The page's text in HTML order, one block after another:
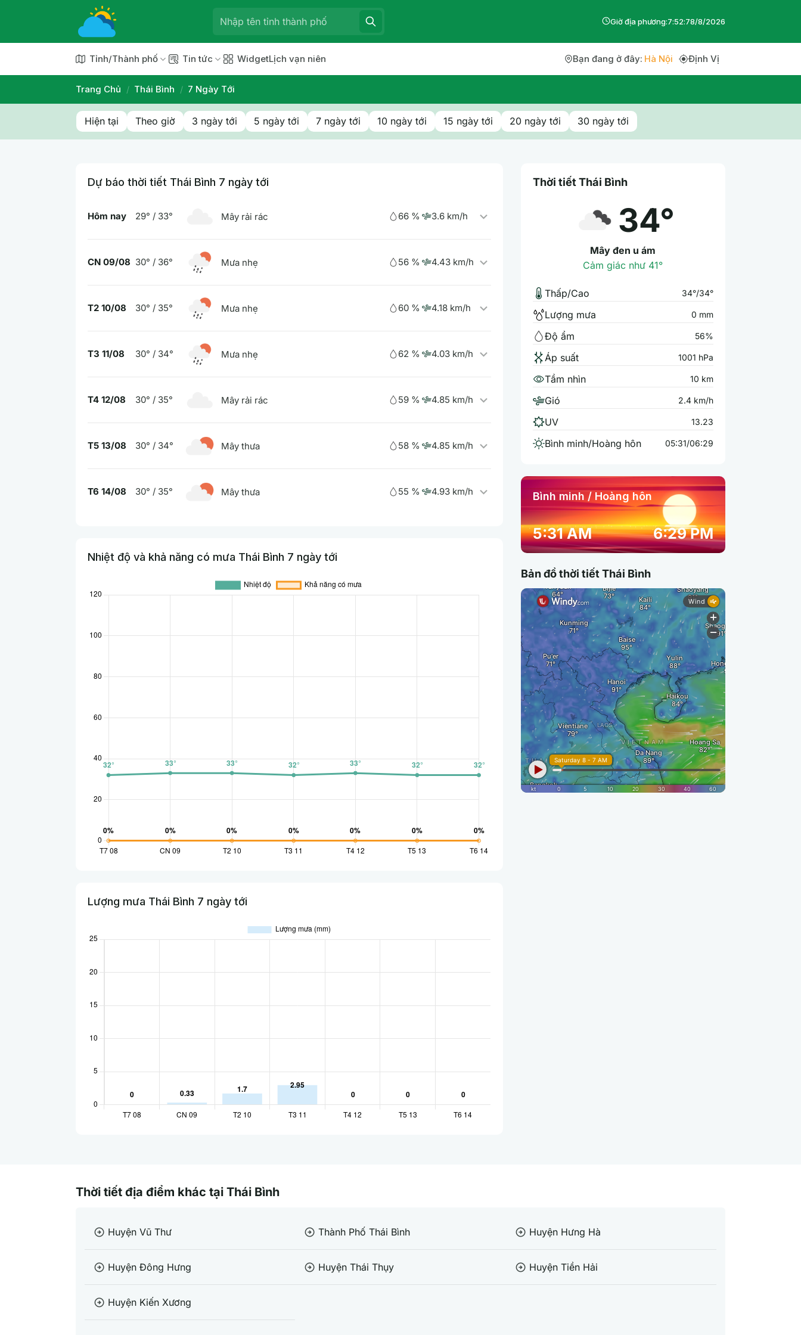
Giờ địa phương:7:52:88/8/2026
Tỉnh/Thành phố Tin tức WidgetLịch vạn niên Bạn đang ở đây: Hà Nội Định Vị
Trang Chủ / Thái Bình / 7 Ngày Tới
Hiện tại Theo giờ 3 ngày tới 5 ngày tới 7 ngày tới 10 ngày tới 15 ngày tới 20 ngày tới 30 ngày tới
Dự báo thời tiết Thái Bình 7 ngày tới
Hôm nay 29° / 33° Mây rải rác 66 % 3.6 km/h
CN 09/08 30° / 36° Mưa nhẹ 56 % 4.43 km/h
T2 10/08 30° / 35° Mưa nhẹ 60 % 4.18 km/h
T3 11/08 30° / 34° Mưa nhẹ 62 % 4.03 km/h
T4 12/08 30° / 35° Mây rải rác 59 % 4.85 km/h
T5 13/08 30° / 34° Mây thưa 58 % 4.85 km/h
T6 14/08 30° / 35° Mây thưa 55 % 4.93 km/h
Nhiệt độ và khả năng có mưa Thái Bình 7 ngày tới
Lượng mưa Thái Bình 7 ngày tới
Thời tiết Thái Bình
34°
Mây đen u ám
Cảm giác như 41°
Thấp/Cao 34°/34°
Lượng mưa 0 mm
Độ ẩm 56%
Áp suất 1001 hPa
Tầm nhìn 10 km
Gió 2.4 km/h
UV 13.23
Bình minh/Hoàng hôn 05:31/06:29
Bình minh / Hoàng hôn
5:31 AM 6:29 PM
Bản đồ thời tiết Thái Bình
Thời tiết địa điểm khác tại Thái Bình
arrow_circle_right Huyện Vũ Thư arrow_circle_right Thành Phố Thái Bình arrow_circle_right Huyện Hưng Hà
arrow_circle_right Huyện Đông Hưng arrow_circle_right Huyện Thái Thụy arrow_circle_right Huyện Tiền Hải
arrow_circle_right Huyện Kiến Xương